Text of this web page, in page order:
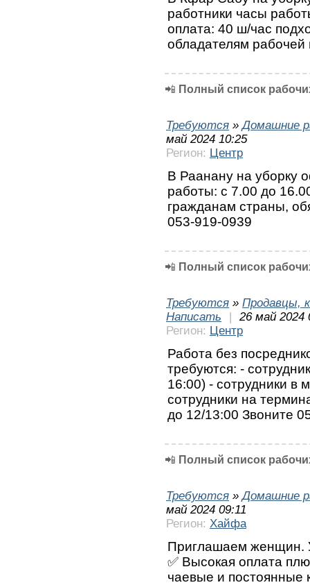
работники часы
оплата: 40 ш/час
обладателям рабочей
📲 Полный список
Требуются »Домашние
май 2024 10:25
Регион: Центр
В Раанану на уборку
работы: с 7.00 до
гражданам страны,
053-919-0939
📲 Полный список
Требуются » Продавцы,
Написать
|
26 май 2024
Регион: Центр
Работа без
требуются: -
16:00) - сотрудники в
сотрудники на
до 12/13:00 Звоните
📲 Полный список
Требуются »Домашние
май 2024 09:11
Регион: Хайфа
Приглашаем женщин.
✅ Высокая оплата
чаевые и постоянные